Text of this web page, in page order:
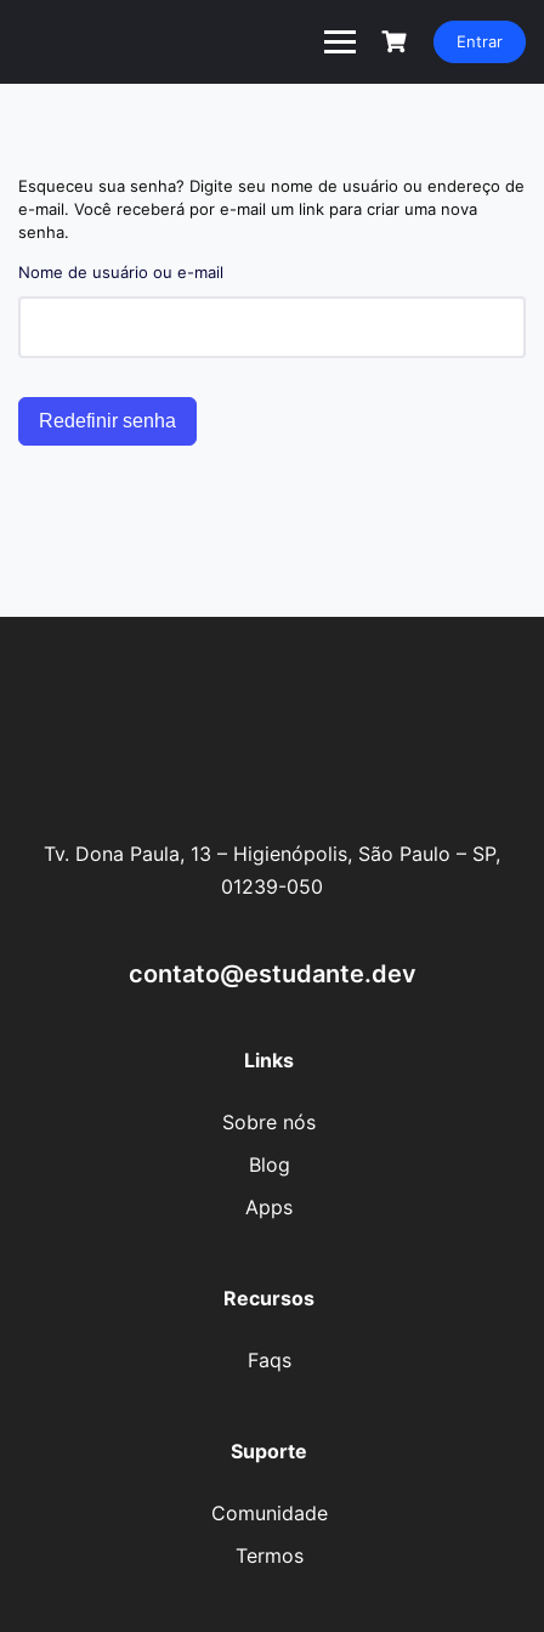
Entrar
Esqueceu sua senha? Digite seu nome de usuário ou endereço de
e-mail. Você receberá por e-mail um link para criar uma nova
senha.
Nome de usuário ou e-mail
Redefinir senha
Tv. Dona Paula, 13 – Higienópolis, São Paulo – SP,
01239-050
contato@estudante.dev
Links
Sobre nós
Blog
Apps
Recursos
Faqs
Suporte
Comunidade
Termos